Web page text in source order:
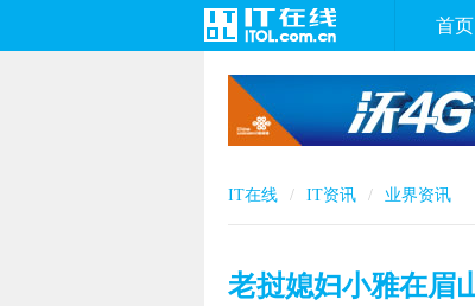
首页
IT在线 IT资讯 业界资讯
老挝媳妇小雅在眉